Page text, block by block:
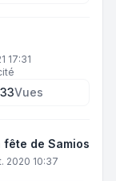
17:31
Vues
fête de Samios
2020 10:37